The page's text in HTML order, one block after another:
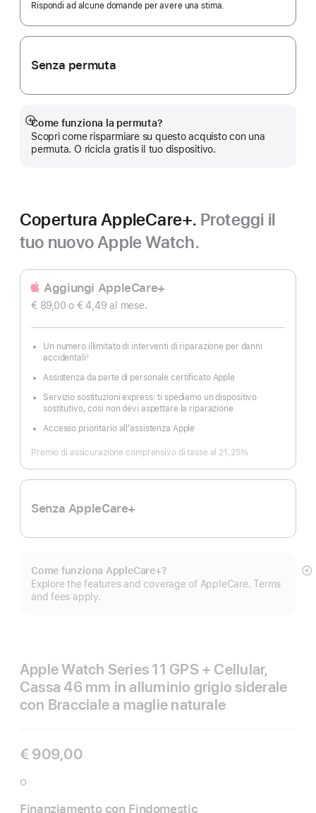
Rispondi ad alcune domande per avere una stima.
Senza permuta
Come funziona la permuta?
Scopri come risparmiare su questo acquisto con una
permuta. O ricicla gratis il tuo dispositivo.
Mostra
di
più
Copertura AppleCare+. Proteggi il
tuo nuovo Apple Watch.
Aggiungi AppleCare+
€ 89,00 o € 4,49 al mese.
Un numero illimitato di interventi di riparazione per danni
accidentali◊
Assistenza da parte di personale certificato Apple
Servizio sostituzioni express: ti spediamo un dispositivo
sostitutivo, così non devi aspettare la riparazione
Accesso prioritario all’assistenza Apple
Premio di assicurazione comprensivo di tasse al 21,25%
Senza AppleCare+
Come funziona AppleCare+?
Explore the features and coverage of AppleCare. Terms
and fees apply.
Apple Watch Series 11 GPS + Cellular,
Cassa 46 mm in alluminio grigio siderale
con Bracciale a maglie naturale
€ 909,00
o
Finanziamento con Findomestic